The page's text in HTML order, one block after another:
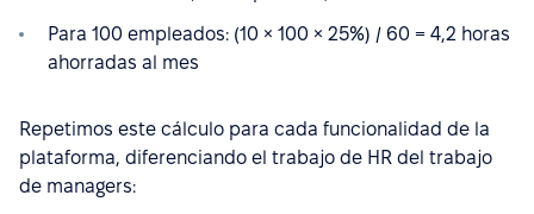
Para 100 empleados: (10 × 100 × 25%) / 60 = 4,2 horas
ahorradas al mes
Repetimos este cálculo para cada funcionalidad de la
plataforma, diferenciando el trabajo de HR del trabajo
de managers: